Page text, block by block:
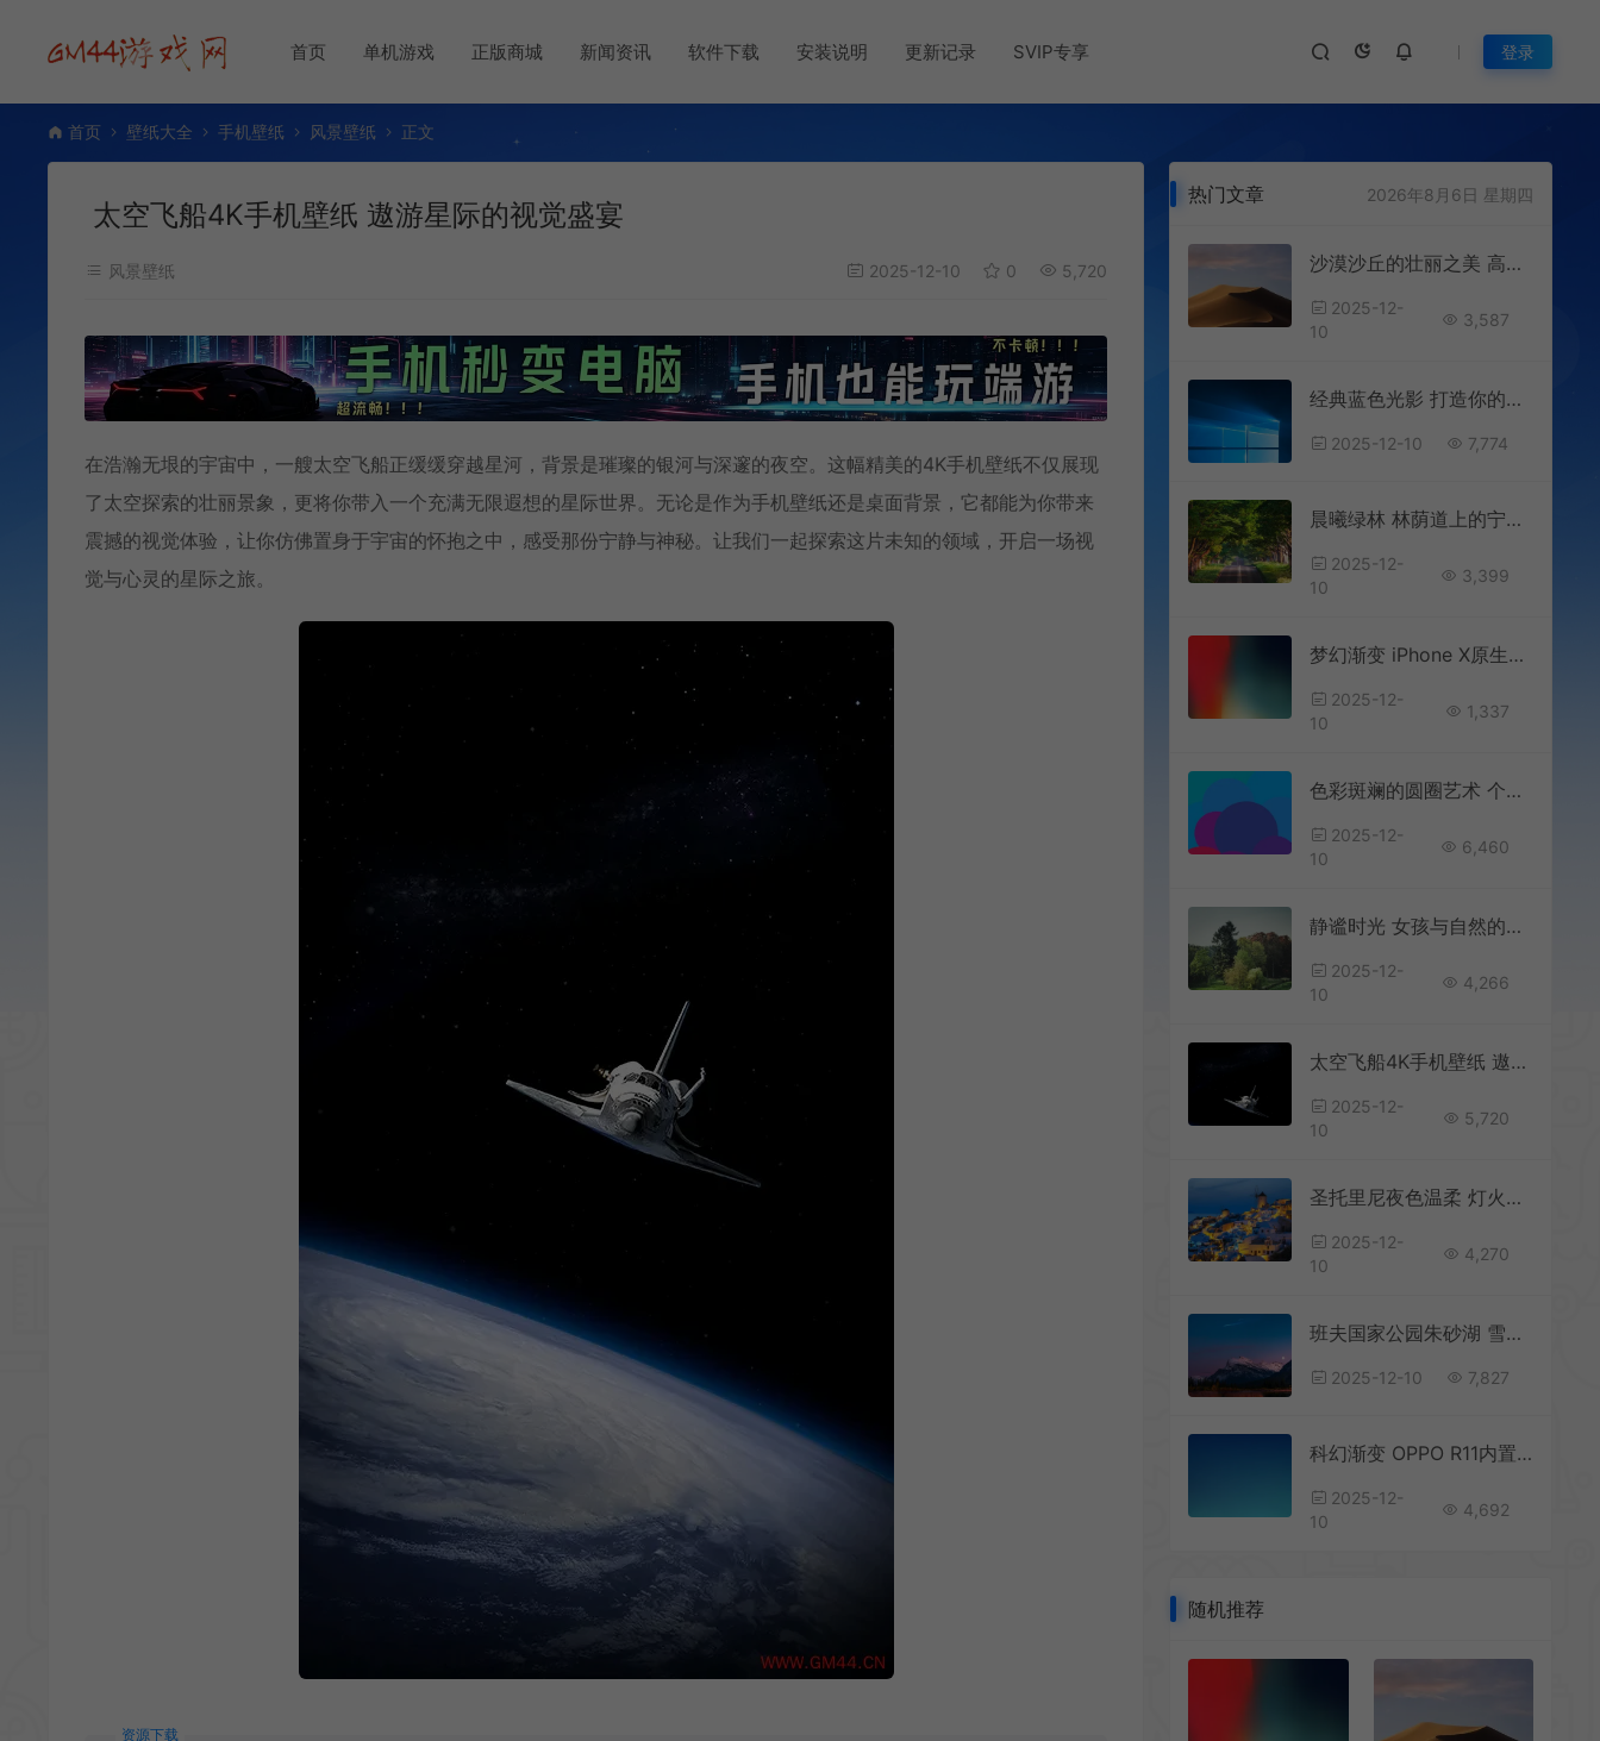
首页 单机游戏 正版商城 新闻资讯 软件下载 安装说明 更新记录 SVIP专享 登录
首页 壁纸大全 手机壁纸 风景壁纸 正文
太空飞船4K手机壁纸 遨游星际的视觉盛宴
风景壁纸 2025-12-10 0 5,720
在浩瀚无垠的宇宙中，一艘太空飞船正缓缓穿越星河，背景是璀璨的银河与深邃的夜空。这幅精美的4K手机壁纸不仅展现
了太空探索的壮丽景象，更将你带入一个充满无限遐想的星际世界。无论是作为手机壁纸还是桌面背景，它都能为你带来
震撼的视觉体验，让你仿佛置身于宇宙的怀抱之中，感受那份宁静与神秘。让我们一起探索这片未知的领域，开启一场视
觉与心灵的星际之旅。
资源下载
热门文章 2026年8月6日 星期四
沙漠沙丘的壮丽之美 高清手机壁纸
2025-12-
10
3,587
经典蓝色光影 打造你的专属手机桌面
2025-12-10 7,774
晨曦绿林 林荫道上的宁静时光 高清手机壁纸
2025-12-
10
3,399
梦幻渐变 iPhone X原生手机壁纸视觉盛宴
2025-12-
10
1,337
色彩斑斓的圆圈艺术 个性手机壁纸
2025-12-
10
6,460
静谧时光 女孩与自然的和谐共处 高清手机壁纸
2025-12-
10
4,266
太空飞船4K手机壁纸 遨游星际的视觉盛宴
2025-12-
10
5,720
圣托里尼夜色温柔 灯火阑珊的梦幻小镇 高清手机壁纸
2025-12-
10
4,270
班夫国家公园朱砂湖 雪山倒影与星空的绝美邂逅 高清手机壁纸
2025-12-10 7,827
科幻渐变 OPPO R11内置手机高清壁纸
2025-12-
10
4,692
随机推荐